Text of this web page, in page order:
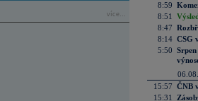
více...
8:59
8:51
8:47
8:14 CSG
5:50
15:57 ČNB
15:31